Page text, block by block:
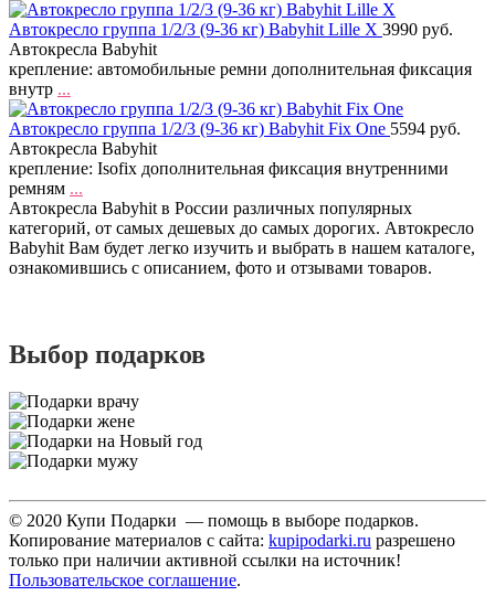
Автокресло группа 1/2/3 (9-36 кг) Babyhit Lille X 3990 руб.
Автокресла Babyhit
крепление: автомобильные ремни дополнительная фиксация
внутр ...
Автокресло группа 1/2/3 (9-36 кг) Babyhit Fix One 5594 руб.
Автокресла Babyhit
крепление: Isofix дополнительная фиксация внутренними
ремням ...
Автокресла Babyhit в России различных популярных
категорий, от самых дешевых до самых дорогих. Автокресло
Babyhit Вам будет легко изучить и выбрать в нашем каталоге,
ознакомившись с описанием, фото и отзывами товаров.
Выбор подарков
© 2020 Купи Подарки — помощь в выборе подарков.
Копирование материалов с сайта: kupipodarki.ru разрешено
только при наличии активной ссылки на источник!
Пользовательское соглашение.